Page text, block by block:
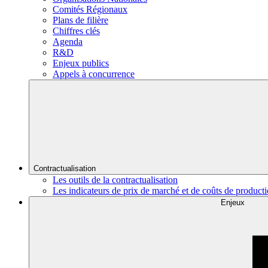
Comités Régionaux
Plans de filière
Chiffres clés
Agenda
R&D
Enjeux publics
Appels à concurrence
Contractualisation
Les outils de la contractualisation
Les indicateurs de prix de marché et de coûts de
Enjeux